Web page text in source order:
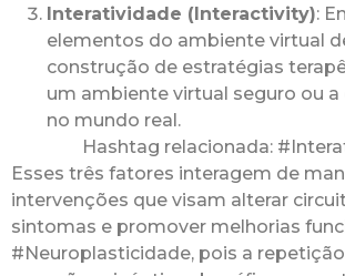
Interatividade (Interactivity):
elementos do ambiente virtual
construção de estratégias
um ambiente virtual seguro ou
no mundo real.
Hashtag relacionada:
Esses três fatores interagem de
intervenções que visam alterar
sintomas e promover melhorias
#Neuroplasticidade, pois a